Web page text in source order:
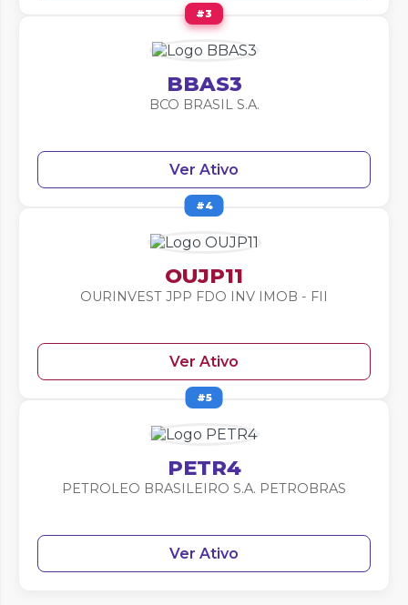
#3
BBAS3
BCO BRASIL S.A.
Ver Ativo
#4
OUJP11
OURINVEST JPP FDO INV IMOB - FII
Ver Ativo
#5
PETR4
PETROLEO BRASILEIRO S.A. PETROBRAS
Ver Ativo